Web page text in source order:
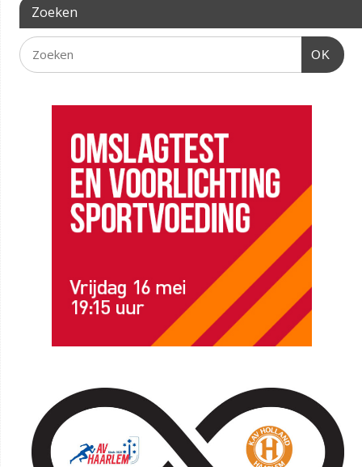
Zoeken
OK